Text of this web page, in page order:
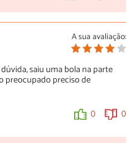
A sua avaliação:
saiu uma bola na parte
preocupado preciso de
0 0